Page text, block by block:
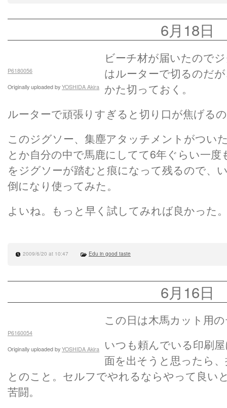
6月18日
P6180056
Originally uploaded by YOSHIDA Akira
ビーチ材が届いたので
はルーターで切るのだ
かた切っておく。
ルーターで頑張りすぎると切り口が焦げる
このジグソー、集塵アタッチメントがつい
とか自分の中で馬鹿にしてて6年ぐらい一
をジグソーが踏むと痕になって残るので、
倒になり使ってみた。
よいね。もっと早く試してみれば良かった
2009/6/20 at 10:47 Edu in good taste
6月16日
P6160054
Originally uploaded by YOSHIDA Akira
この日は木馬カット用
いつも頼んでいる印刷
面を出そうと思ったら
とのこと。セルフでやれるならやって良い
苦闘。